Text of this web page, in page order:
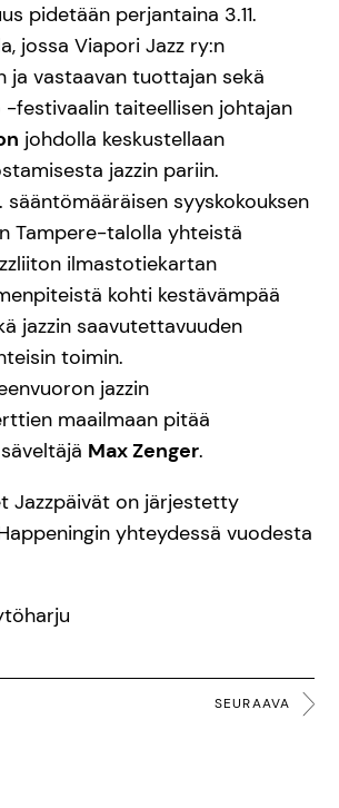
pidetään perjantaina 3.11.
jossa Viapori Jazz ry:n
ja vastaavan tuottajan sekä
-festivaalin taiteellisen johtajan
johdolla keskustellaan
jazzin pariin.
sääntömääräisen syyskokouksen
Tampere-talolla yhteistä
ilmastotiekartan
kohti kestävämpää
jazzin saavutettavuuden
toimin.
jazzin
maailmaan pitää
Max Zenger.
Jazzpäivät on järjestetty
yhteydessä vuodesta
SEURAAVA